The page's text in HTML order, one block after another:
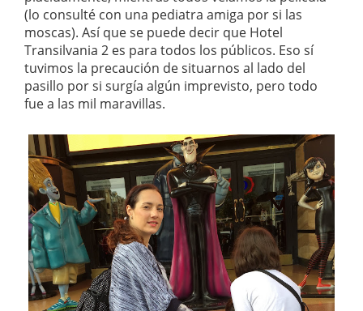
(lo consulté con una pediatra amiga por si las
moscas). Así que se puede decir que Hotel
Transilvania 2 es para todos los públicos. Eso sí
tuvimos la precaución de situarnos al lado del
pasillo por si surgía algún imprevisto, pero todo
fue a las mil maravillas.